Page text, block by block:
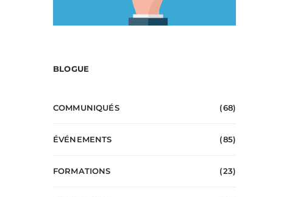
BLOGUE
COMMUNIQUÉS (68)
ÉVÉNEMENTS (85)
FORMATIONS (23)